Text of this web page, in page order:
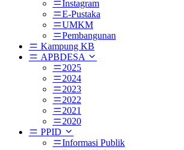
Instagram
E-Pustaka
UMKM
Pembangunan
Kampung KB
APBDESA
2025
2024
2023
2022
2021
2020
PPID
Informasi Publik